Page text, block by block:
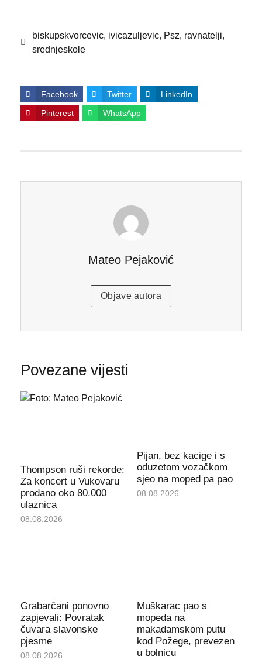
biskupskvorcevic, ivicazuljevic, Psz, ravnatelji,
srednjeskole
Facebook Twitter LinkedIn
Pinterest WhatsApp
Mateo Pejaković
Objave autora
Povezane vijesti
Thompson ruši rekorde:
Za koncert u Vukovaru
prodano oko 80.000
ulaznica
08.08.2026
Pijan, bez kacige i s
oduzetom vozačkom
sjeo na moped pa pao
08.08.2026
Grabarčani ponovno
zapjevali: Povratak
čuvara slavonske
pjesme
08.08.2026
Muškarac pao s
mopeda na
makadamskom putu
kod Požege, prevezen
u bolnicu